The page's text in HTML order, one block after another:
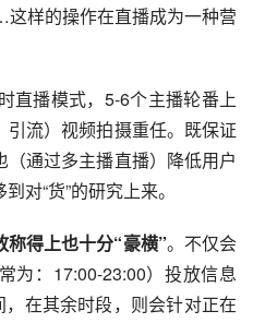
样的操作在直播成为一种营
直播模式，5-6个主播轮番上
流）视频拍摄重任。既保证
通过多主播直播）降低用户
对“货”的研究上来。
称得上也十分“豪横”。不仅会
为：17:00-23:00）投放信息
在其余时段，则会针对正在